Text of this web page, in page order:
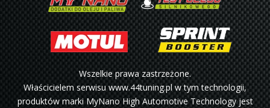
Wszelkie prawa zastrzeżone.
Właścicielem serwisu www.44tuning.pl w tym technologii,
produktów marki MyNano High Automotive Technology jest